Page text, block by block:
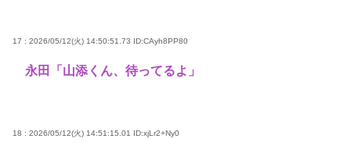
17 : 2026/05/12(火) 14:50:51.73 ID:CAyh8PP80
永田「山添くん、待ってるよ」
18 : 2026/05/12(火) 14:51:15.01 ID:xjLr2+Ny0